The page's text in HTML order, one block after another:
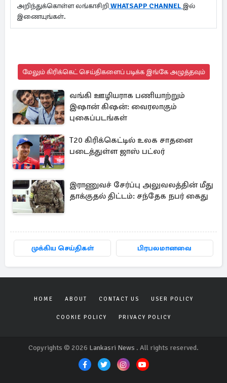
அறிந்துக்கொள்ள லங்காசிறி WHATSAPP CHANNEL இல்
இணையுங்கள்.
மேலும் கிரிக்கெட் செய்திகளைப் படிக்க இங்கே அழுத்தவும்
வங்கி ஊழியராக பணியாற்றும்
இஷான் கிஷன்: வைரலாகும்
புகைப்படங்கள்
T20 கிரிக்கெட்டில் உலக சாதனை
படைத்துள்ள ஜாஸ் பட்லர்
இராணுவச் சேர்ப்பு அலுவலத்தின் மீது
தாக்குதல் திட்டம்: சந்தேக நபர் கைது
முக்கிய செய்திகள் பிரபலமானவை
HOME ABOUT CONTACT US USER POLICY
COOKIE POLICY PRIVACY POLICY
Copyrights © 2026 Lankasri News . All rights reserved.